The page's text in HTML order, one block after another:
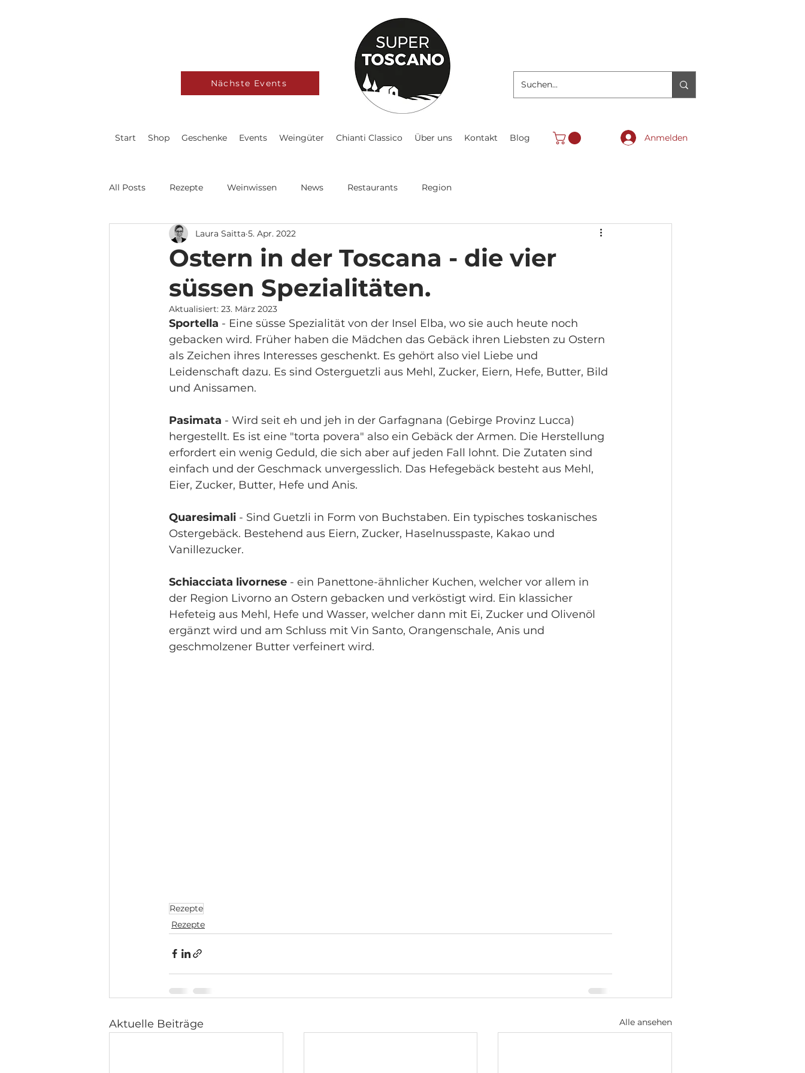
Nächste Events
Start Shop Geschenke Events Weingüter Chianti Classico Über uns Kontakt Blog Anmelden
All Posts Rezepte Weinwissen News Restaurants Region
Ostern in der Toscana - die vier
süssen Spezialitäten.
Laura Saitta 5. Apr. 2022
Aktualisiert: 23. März 2023
Sportella - Eine süsse Spezialität von der Insel Elba, wo sie auch heute noch
gebacken wird. Früher haben die Mädchen das Gebäck ihren Liebsten zu Ostern
als Zeichen ihres Interesses geschenkt. Es gehört also viel Liebe und
Leidenschaft dazu. Es sind Osterguetzli aus Mehl, Zucker, Eiern, Hefe, Butter, Bild
und Anissamen.
Pasimata - Wird seit eh und jeh in der Garfagnana (Gebirge Provinz Lucca)
hergestellt. Es ist eine "torta povera" also ein Gebäck der Armen. Die Herstellung
erfordert ein wenig Geduld, die sich aber auf jeden Fall lohnt. Die Zutaten sind
einfach und der Geschmack unvergesslich. Das Hefegebäck besteht aus Mehl,
Eier, Zucker, Butter, Hefe und Anis.
Quaresimali - Sind Guetzli in Form von Buchstaben. Ein typisches toskanisches
Ostergebäck. Bestehend aus Eiern, Zucker, Haselnusspaste, Kakao und
Vanillezucker.
Schiacciata livornese - ein Panettone-ähnlicher Kuchen, welcher vor allem in
der Region Livorno an Ostern gebacken und verköstigt wird. Ein klassicher
Hefeteig aus Mehl, Hefe und Wasser, welcher dann mit Ei, Zucker und Olivenöl
ergänzt wird und am Schluss mit Vin Santo, Orangenschale, Anis und
geschmolzener Butter verfeinert wird.
Rezepte
Rezepte
Aktuelle Beiträge Alle ansehen